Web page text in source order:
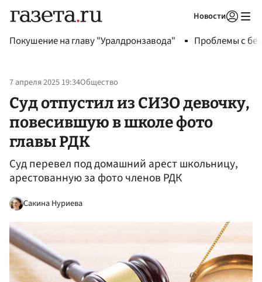
Новости
Покушение на главу "Уралдронзавода" Проблемы с
7 апреля 2025 19:34Общество
Суд отпустил из СИЗО девочку,
повесившую в школе фото
главы РДК
Суд перевел под домашний арест школьницу,
арестованную за фото членов РДК
Сакина Нуриева